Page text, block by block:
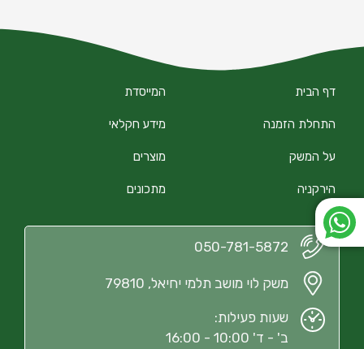
דף הבית
התחלת הזמנה
על המשק
הירקניה
המייסדת
מידע חקלאי
מוצרים
מתכונים
050-781-5872
משק לוי מושב תלמי יחיאל, 79810
שעות פעילות:
ב' - ד' 10:00 - 16:00